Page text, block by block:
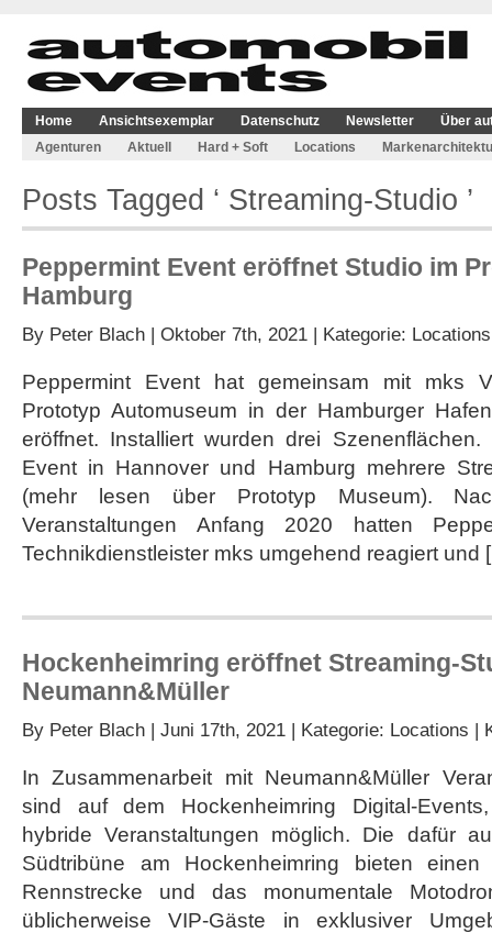
Home Ansichtsexemplar Datenschutz Newsletter
Über
Agenturen
Aktuell Hard + Soft Locations
Posts Tagged ‘ Streaming-Studio ’
Peppermint Event eröffnet Studio im
Hamburg
By Peter Blach | Oktober 7th, 2021 | Kategorie: Locations
Peppermint Event hat gemeinsam mit mks
Prototyp Automuseum in der Hamburger
eröffnet. Installiert wurden drei
Event in Hannover und Hamburg mehrere
(mehr lesen über Prototyp Museum).
Veranstaltungen Anfang 2020 hatten
Technikdienstleister mks umgehend reagiert und
Hockenheimring eröffnet Streaming-
Neumann&Müller
By Peter Blach | Juni 17th, 2021 | Kategorie: Locations |
In Zusammenarbeit mit Neumann&Müller
sind auf dem Hockenheimring Digital-
hybride Veranstaltungen möglich. Die dafür
Südtribüne am Hockenheimring bieten
Rennstrecke und das monumentale
üblicherweise VIP-Gäste in exklusiver